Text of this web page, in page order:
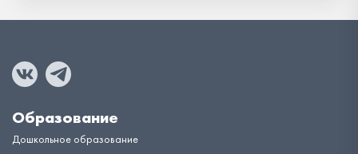
Образование
Дошкольное образование